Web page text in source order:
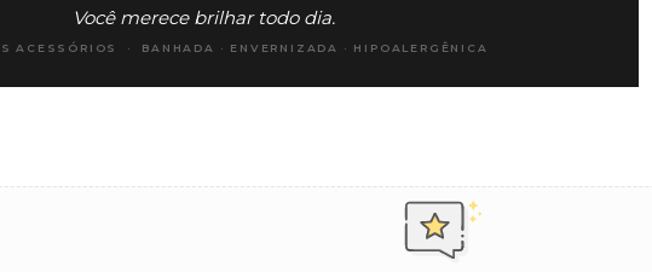
Você merece brilhar todo dia.
ACESSÓRIOS · BANHADA · ENVERNIZADA · HIPOALERGÊNICA